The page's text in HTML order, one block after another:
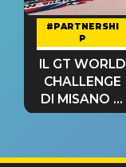
#PARTNERSHI
P
IL GT WORLD
CHALLENGE
DI MISANO si
riconferma